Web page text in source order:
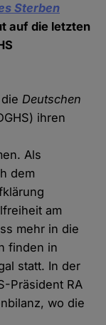
Sterben
auf die letzten
dieDeutschen
ihren
Als
dem
am
mehr in die
finden in
statt. In der
Präsident RA
wo die